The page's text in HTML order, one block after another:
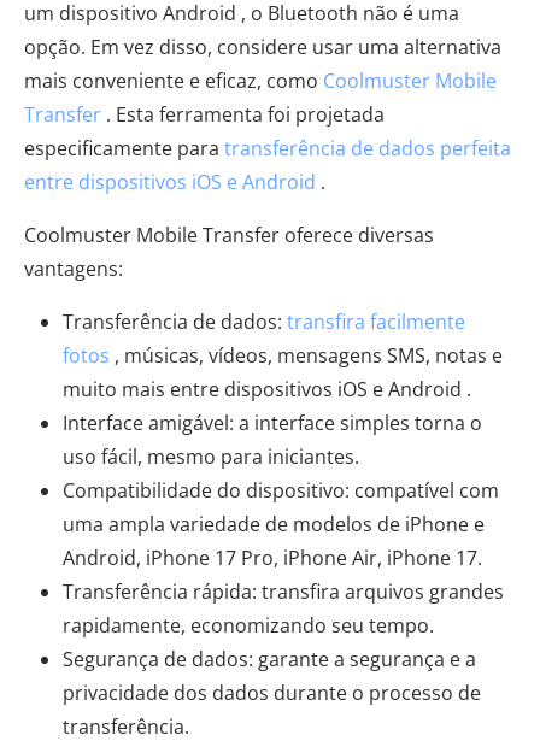
um dispositivo Android , o Bluetooth não é uma
opção. Em vez disso, considere usar uma alternativa
mais conveniente e eficaz, como Coolmuster Mobile
Transfer . Esta ferramenta foi projetada
especificamente para transferência de dados perfeita
entre dispositivos iOS e Android .
Coolmuster Mobile Transfer oferece diversas
vantagens:
Transferência de dados: transfira facilmente
fotos , músicas, vídeos, mensagens SMS, notas e
muito mais entre dispositivos iOS e Android .
Interface amigável: a interface simples torna o
uso fácil, mesmo para iniciantes.
Compatibilidade do dispositivo: compatível com
uma ampla variedade de modelos de iPhone e
Android, iPhone 17 Pro, iPhone Air, iPhone 17.
Transferência rápida: transfira arquivos grandes
rapidamente, economizando seu tempo.
Segurança de dados: garante a segurança e a
privacidade dos dados durante o processo de
transferência.